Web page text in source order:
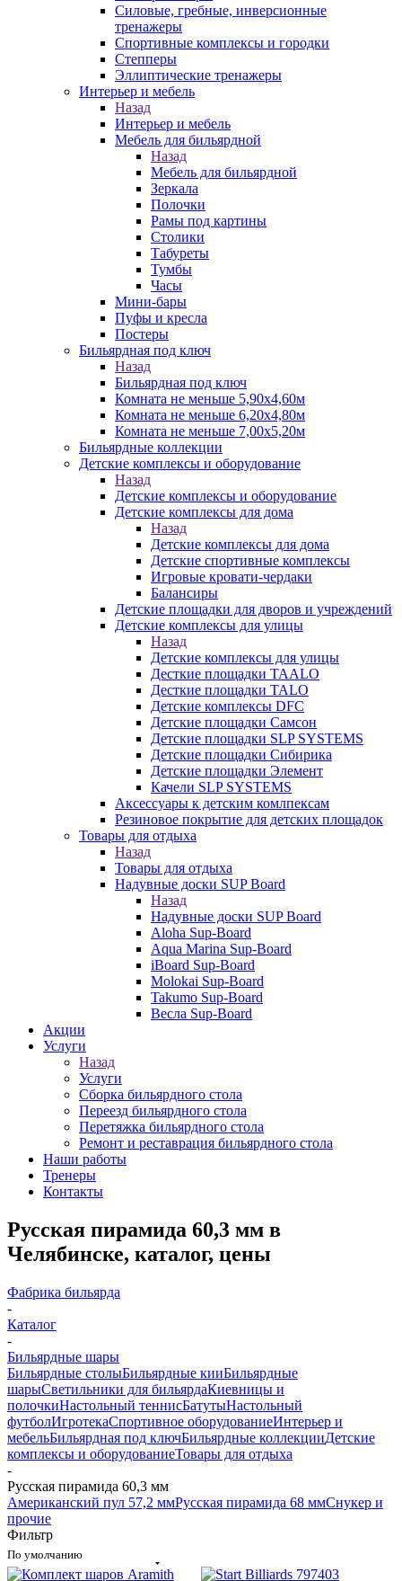
Силовые, гребные, инверсионные
тренажеры
Спортивные комплексы и городки
Степперы
Эллиптические тренажеры
Интерьер и мебель
Назад
Интерьер и мебель
Мебель для бильярдной
Назад
Мебель для бильярдной
Зеркала
Полочки
Рамы под картины
Столики
Табуреты
Тумбы
Часы
Мини-бары
Пуфы и кресла
Постеры
Бильярдная под ключ
Назад
Бильярдная под ключ
Комната не меньше 5,90х4,60м
Комната не меньше 6,20х4,80м
Комната не меньше 7,00х5,20м
Бильярдные коллекции
Детские комплексы и оборудование
Назад
Детские комплексы и оборудование
Детские комплексы для дома
Назад
Детские комплексы для дома
Детские спортивные комплексы
Игровые кровати-чердаки
Балансиры
Детские площадки для дворов и учреждений
Детские комплексы для улицы
Назад
Детские комплексы для улицы
Десткие площадки TAALO
Десткие площадки TALO
Детские комплексы DFC
Детские площадки Самсон
Детские площадки SLP SYSTEMS
Детские площадки Сибирика
Детские площадки Элемент
Качели SLP SYSTEMS
Аксессуары к детским комлпексам
Резиновое покрытие для детских площадок
Товары для отдыха
Назад
Товары для отдыха
Надувные доски SUP Board
Назад
Надувные доски SUP Board
Aloha Sup-Board
Aqua Marina Sup-Board
iBoard Sup-Board
Molokai Sup-Board
Takumo Sup-Board
Весла Sup-Board
Акции
Услуги
Назад
Услуги
Сборка бильярдного стола
Переезд бильярдного стола
Перетяжка бильярдного стола
Ремонт и реставрация бильярдного стола
Наши работы
Тренеры
Контакты
Русская пирамида 60,3 мм в
Челябинске, каталог, цены
Фабрика бильярда
-
Каталог
-
Бильярдные шары
Бильярдные столыБильярдные кииБильярдные
шарыСветильники для бильярдаКиевницы и
полочкиНастольный теннисБатутыНастольный
футболИгротекаСпортивное оборудованиеИнтерьер и
мебельБильярдная под ключБильярдные коллекцииДетские
комплексы и оборудованиеТовары для отдыха
-
Русская пирамида 60,3 мм
Американский пул 57,2 ммРусская пирамида 68 ммСнукер и
прочие
Фильтр
По умолчанию